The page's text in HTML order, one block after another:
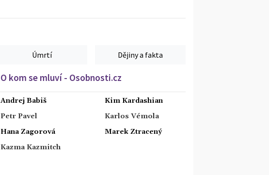
Úmrtí Dějiny a fakta
O kom se mluví - Osobnosti.cz
Andrej Babiš
Petr Pavel
Hana Zagorová
Kazma Kazmitch
Kim Kardashian
Karlos Vémola
Marek Ztracený